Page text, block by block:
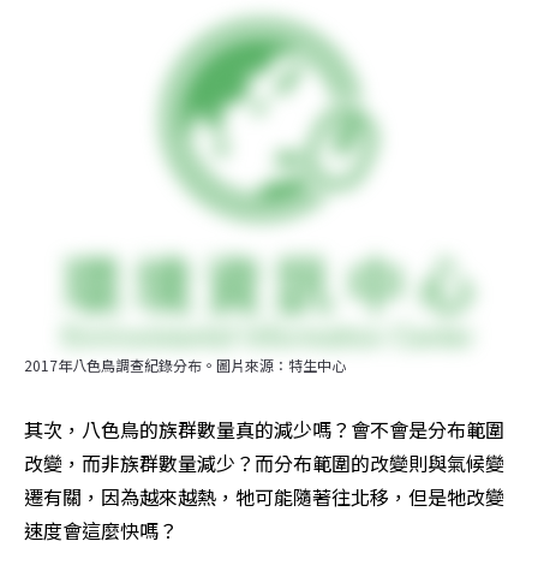
2017年八色鳥調查紀錄分布。圖片來源：特生中心
其次，八色鳥的族群數量真的減少嗎？會不會是分布範圍
改變，而非族群數量減少？而分布範圍的改變則與氣候變
遷有關，因為越來越熱，牠可能隨著往北移，但是牠改變
速度會這麼快嗎？